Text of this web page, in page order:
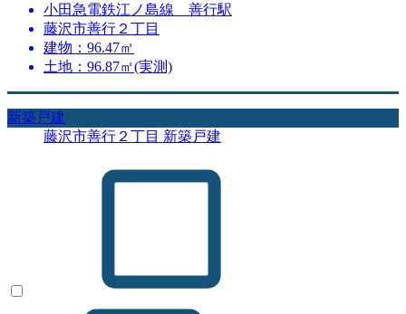
小田急電鉄江ノ島線 善行駅
藤沢市善行２丁目
建物：96.47㎡
土地：96.87㎡(実測)
新築戸建
藤沢市善行２丁目 新築戸建